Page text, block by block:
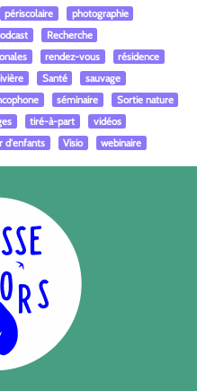
périscolaire
photographie
Recherche
rendez-vous
résidence
Santé
sauvage
séminaire
Sortie nature
tiré-à-part
vidéos
d'enfants Visio webinaire